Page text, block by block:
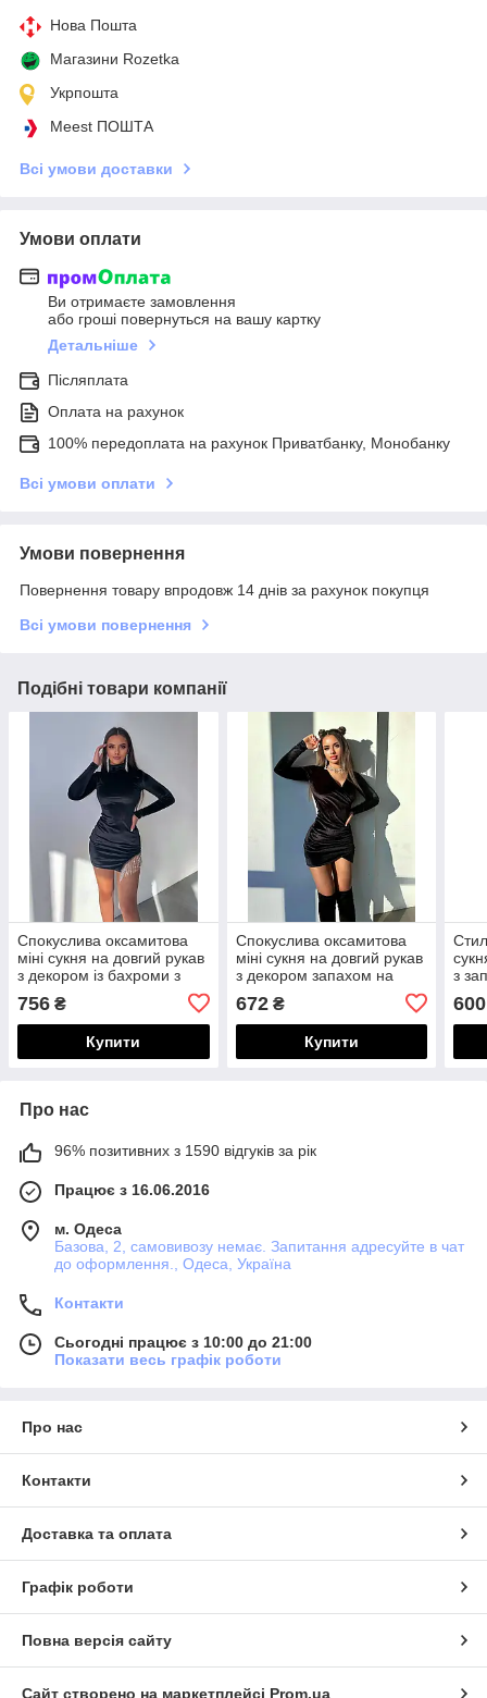
Нова Пошта
Магазини Rozetka
Укрпошта
Meest ПОШТА
Всі умови доставки
Умови оплати
Ви отримаєте замовлення
або гроші повернуться на вашу картку
Детальніше
Післяплата
Оплата на рахунок
100% передоплата на рахунок Приватбанку, Монобанку
Всі умови оплати
Умови повернення
Повернення товару впродовж 14 днів за рахунок покупця
Всі умови повернення
Подібні товари компанії
Спокуслива оксамитова
міні сукня на довгий рукав
з декором із бахроми з
камінням збоку по подолу
756 ₴
Купити
Спокуслива оксамитова
міні сукня на довгий рукав
з декором запахом на
672₴
Купити
з
600
Про нас
96% позитивних з 1590 відгуків за рік
Працює з 16.06.2016
м. Одеса
Базова, 2, самовивозу немає. Запитання адресуйте в чат
до оформлення., Одеса, Україна
Контакти
Сьогодні працює з 10:00 до 21:00
Показати весь графік роботи
Про нас
Контакти
Доставка та оплата
Графік роботи
Повна версія сайту
Сайт створено на маркетплейсі Prom.ua